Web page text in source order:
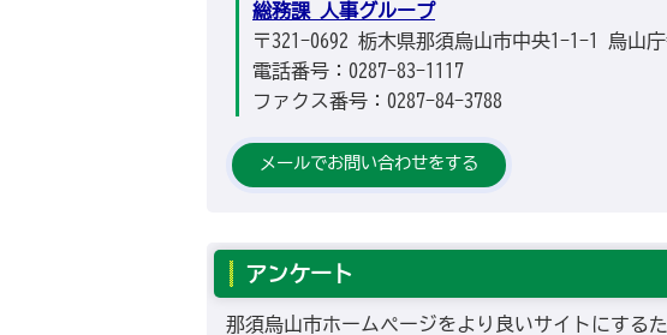
総務課 人事グループ
〒321-0692 栃木県那須烏山市中央1-1-1 烏山
電話番号：0287-83-1117
ファクス番号：0287-84-3788
メールでお問い合わせをする
アンケート
那須烏山市ホームページをより良いサイトにする